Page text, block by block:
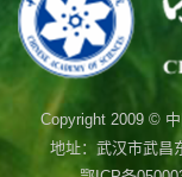
Copyright 2009 ©
地址：武汉市武昌